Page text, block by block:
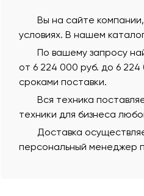
Вы на сайте
условиях. В нашем
По вашему запросу
от 6 224 000 руб. до 6
сроками поставки.
Вся техника
техники для бизнеса
Доставка
персональный менеджер